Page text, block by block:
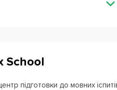
School
підготовки до мовних